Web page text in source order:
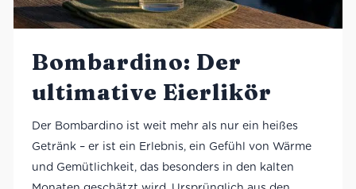
Bombardino: Der
ultimative Eierlikör
Der Bombardino ist weit mehr als nur ein heißes
Getränk – er ist ein Erlebnis, ein Gefühl von Wärme
und Gemütlichkeit, das besonders in den kalten